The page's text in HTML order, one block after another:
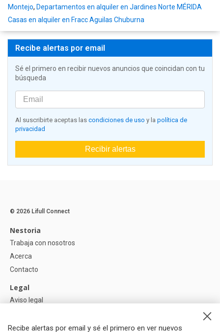
Montejo, Departamentos en alquiler en Jardines Norte MÉRIDA
Casas en alquiler en Fracc Aguilas Chuburna
Recibe alertas por email
Sé el primero en recibir nuevos anuncios que coincidan con tu
búsqueda
Al suscribirte aceptas las condiciones de uso y la política de
privacidad
Recibir alertas
Recibe alertas por email y sé el primero en ver nuevos
© 2026 Lifull Connect
Nestoria
Trabaja con nosotros
Acerca
Contacto
Legal
Aviso legal
Política de Cookies